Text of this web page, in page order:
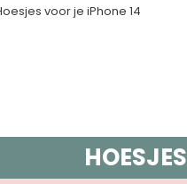
voor je iPhone 14
HOESJES